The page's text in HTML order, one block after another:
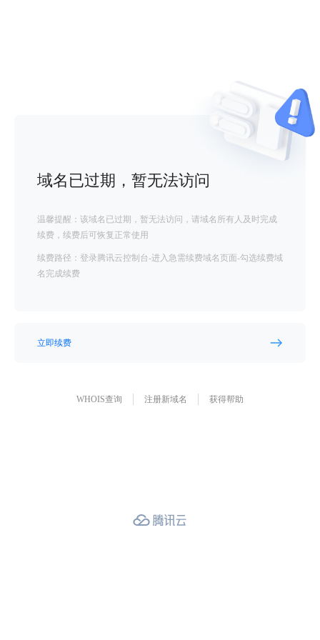
域名已过期，暂无法访问
温馨提醒：该域名已过期，暂无法访问，请域名所有人及时完成
续费，续费后可恢复正常使用
续费路径：登录腾讯云控制台-进入急需续费域名页面-勾选续费域
名完成续费
立即续费
WHOIS查询 注册新域名 获得帮助